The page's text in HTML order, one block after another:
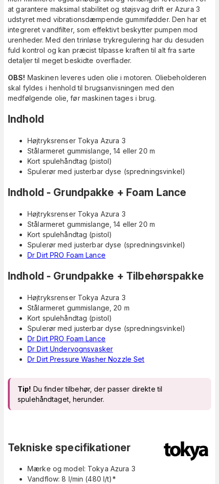
at garantere maksimal stabilitet og støjsvag drift er Azura 3
udstyret med vibrationsdæmpende gummifødder. Den har et
integreret vandfilter, som effektivt beskytter pumpen mod
urenheder. Med den trinløse trykregulering har du desuden
fuld kontrol og kan præcist tilpasse kraften til alt fra sarte
detaljer til meget beskidte overflader.
OBS! Maskinen leveres uden olie i motoren. Oliebeholderen
skal fyldes i henhold til brugsanvisningen med den
medfølgende olie, før maskinen tages i brug.
Indhold
Højtryksrenser Tokya Azura 3
Stålarmeret gummislange, 14 eller 20 m
Kort spulehåndtag (pistol)
Spulerør med justerbar dyse (spredningsvinkel)
Indhold - Grundpakke + Foam Lance
Højtryksrenser Tokya Azura 3
Stålarmeret gummislange, 14 eller 20 m
Kort spulehåndtag (pistol)
Spulerør med justerbar dyse (spredningsvinkel)
Dr Dirt PRO Foam Lance
Indhold - Grundpakke + Tilbehørspakke
Højtryksrenser Tokya Azura 3
Stålarmeret gummislange, 20 m
Kort spulehåndtag (pistol)
Spulerør med justerbar dyse (spredningsvinkel)
Dr Dirt PRO Foam Lance
Dr Dirt Undervognsvasker
Dr Dirt Pressure Washer Nozzle Set
Tip! Du finder tilbehør, der passer direkte til
spulehåndtaget, herunder.
Tekniske specifikationer
Mærke og model: Tokya Azura 3
Vandflow: 8 l/min (480 l/t)*